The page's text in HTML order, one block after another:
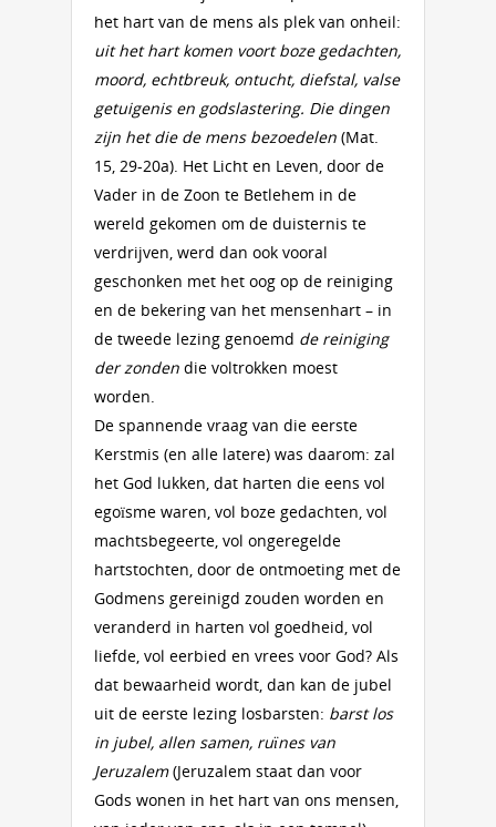
het hart van de mens als plek van onheil:
uit het hart komen voort boze gedachten,
moord, echtbreuk, ontucht, diefstal, valse
getuigenis en godslastering. Die dingen
zijn het die de mens bezoedelen (Mat.
15, 29-20a). Het Licht en Leven, door de
Vader in de Zoon te Betlehem in de
wereld gekomen om de duisternis te
verdrijven, werd dan ook vooral
geschonken met het oog op de reiniging
en de bekering van het mensenhart – in
de tweede lezing genoemd de reiniging
der zonden die voltrokken moest
worden.
De spannende vraag van die eerste
Kerstmis (en alle latere) was daarom: zal
het God lukken, dat harten die eens vol
egoïsme waren, vol boze gedachten, vol
machtsbegeerte, vol ongeregelde
hartstochten, door de ontmoeting met de
Godmens gereinigd zouden worden en
veranderd in harten vol goedheid, vol
liefde, vol eerbied en vrees voor God? Als
dat bewaarheid wordt, dan kan de jubel
uit de eerste lezing losbarsten: barst los
in jubel, allen samen, ruïnes van
Jeruzalem(Jeruzalem staat dan voor
Gods wonen in het hart van ons mensen,